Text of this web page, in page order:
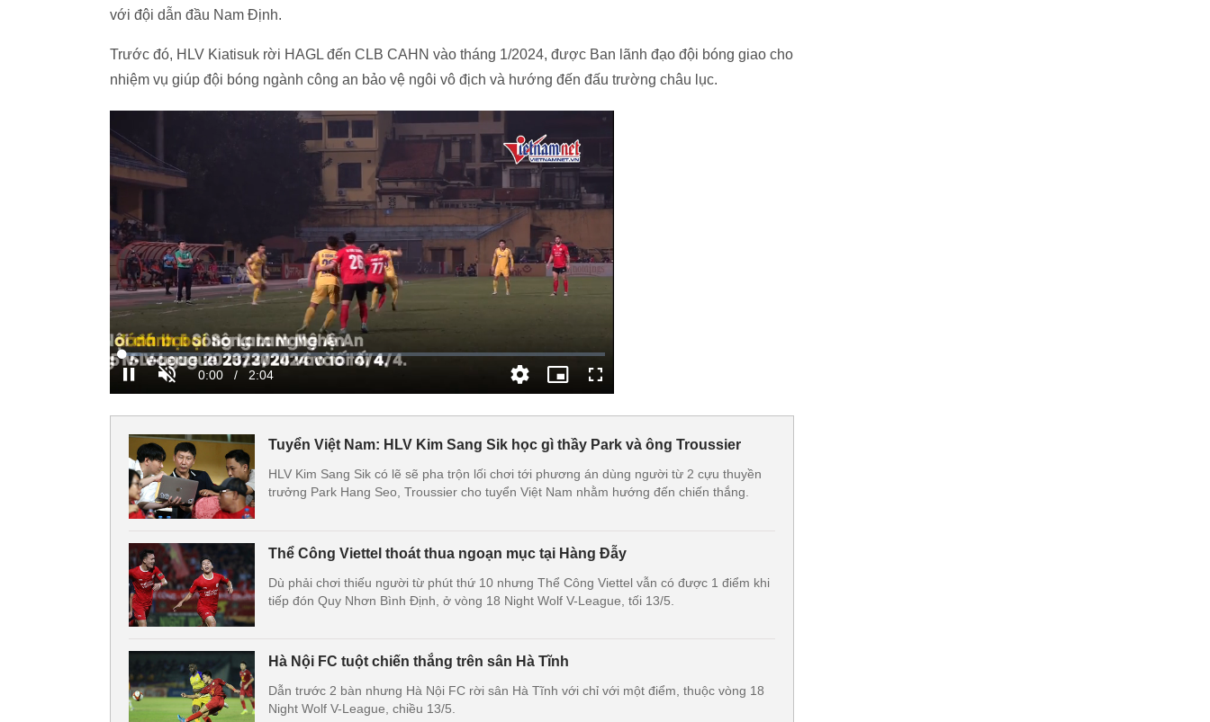
với đội dẫn đầu Nam Định.
Trước đó, HLV Kiatisuk rời HAGL đến CLB CAHN vào tháng 1/2024, được Ban lãnh đạo đội bóng giao cho
nhiệm vụ giúp đội bóng ngành công an bảo vệ ngôi vô địch và hướng đến đấu trường châu lục.
Tuyển Việt Nam: HLV Kim Sang Sik học gì thầy Park và ông Troussier
HLV Kim Sang Sik có lẽ sẽ pha trộn lối chơi tới phương án dùng người từ 2 cựu thuyền
trưởng Park Hang Seo, Troussier cho tuyển Việt Nam nhằm hướng đến chiến thắng.
Thể Công Viettel thoát thua ngoạn mục tại Hàng Đẫy
Dù phải chơi thiếu người từ phút thứ 10 nhưng Thể Công Viettel vẫn có được 1 điểm khi
tiếp đón Quy Nhơn Bình Định, ở vòng 18 Night Wolf V-League, tối 13/5.
Hà Nội FC tuột chiến thắng trên sân Hà Tĩnh
Dẫn trước 2 bàn nhưng Hà Nội FC rời sân Hà Tĩnh với chỉ với một điểm, thuộc vòng 18
Night Wolf V-League, chiều 13/5.